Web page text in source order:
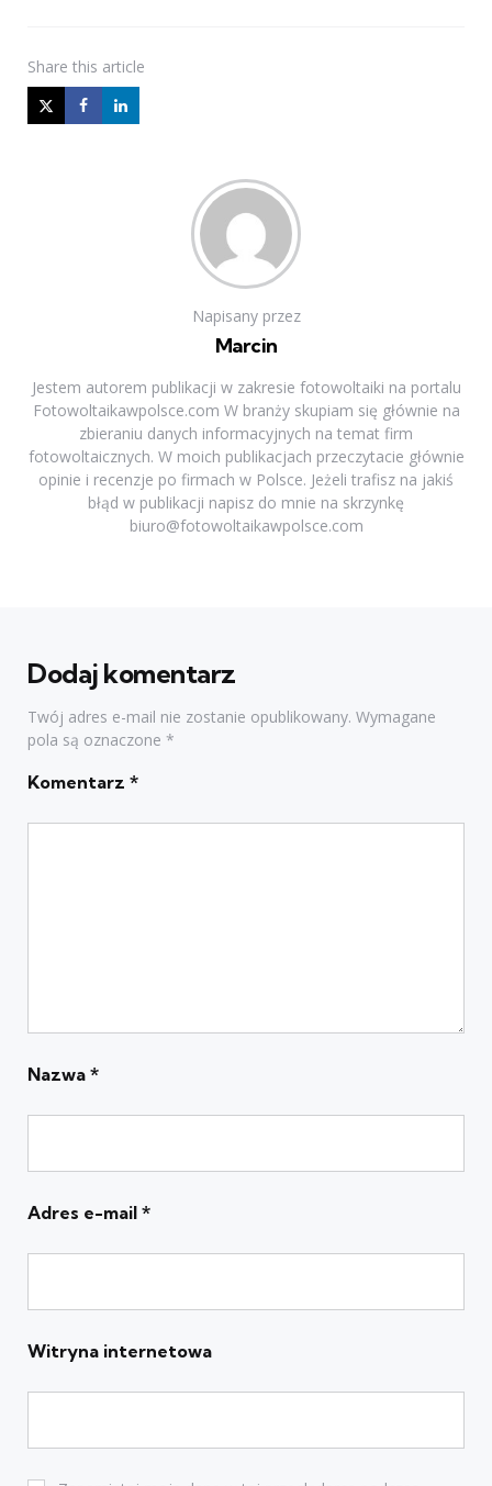
Share this article
Napisany przez
Marcin
Jestem autorem publikacji w zakresie fotowoltaiki na portalu
Fotowoltaikawpolsce.com W branży skupiam się głównie na
zbieraniu danych informacyjnych na temat firm
fotowoltaicznych. W moich publikacjach przeczytacie głównie
opinie i recenzje po firmach w Polsce. Jeżeli trafisz na jakiś
błąd w publikacji napisz do mnie na skrzynkę
biuro@fotowoltaikawpolsce.com
Dodaj komentarz
Twój adres e-mail nie zostanie opublikowany. Wymagane
pola są oznaczone *
Komentarz *
Nazwa *
Adres e-mail *
Witryna internetowa